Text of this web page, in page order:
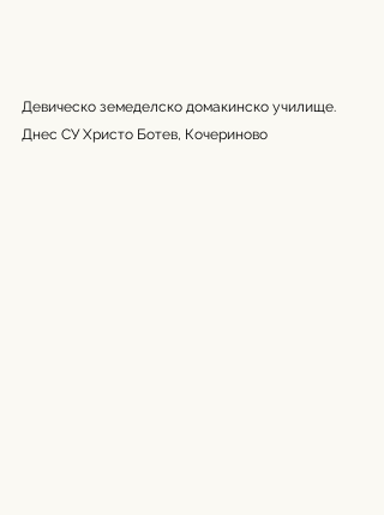
Девическо земеделско домакинско училище.
Днес СУ Христо Ботев, Кочериново